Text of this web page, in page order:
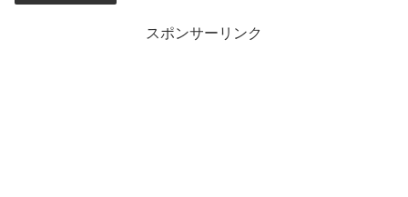
スポンサーリンク